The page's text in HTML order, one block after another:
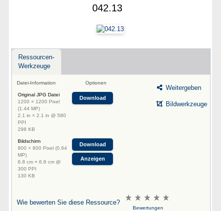
042.13
Ressourcen-
Werkzeuge
Datei-Information Optionen
Original JPG Datei
1200 × 1200 Pixel
(1.44 MP)
2.1 in × 2.1 in @ 580
PPI
298 KB
Download
Bildschirm
800 × 800 Pixel (0.64
MP)
6.8 cm × 6.8 cm @
300 PPI
130 KB
Download
Anzeigen
Weitergeben
Bildwerkzeuge
Wie bewerten Sie diese Ressource?
Bewertungen